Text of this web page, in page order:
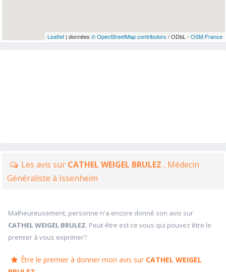
Leaflet| données © OpenStreetMap contributors / ODbL - OSM France
Les avis sur CATHEL WEIGEL BRULEZ , Médecin
Généraliste à Issenheim
Malheureusement, personne n'a encore donné son avis sur
CATHEL WEIGEL BRULEZ. Peut-être est-ce vous qui pouvez être le
premier à vous exprimer?
Être le premier à donner mon avis sur CATHEL WEIGEL